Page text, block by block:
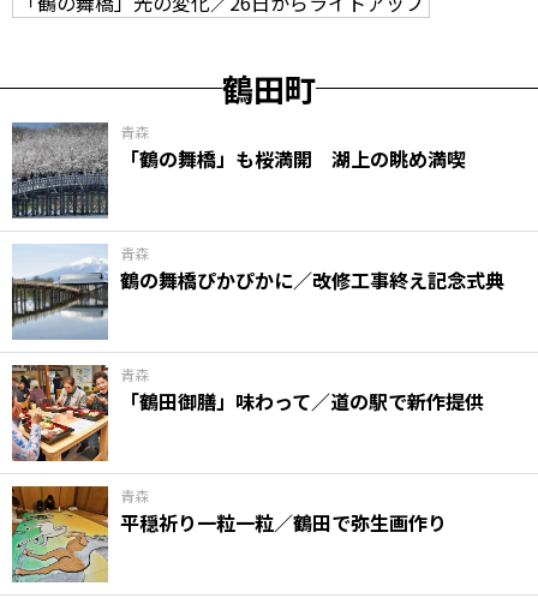
鶴田町
青森
「鶴の舞橋」も桜満開 湖上の眺め満喫
青森
鶴の舞橋ぴかぴかに／改修工事終え記念式典
青森
「鶴田御膳」味わって／道の駅で新作提供
青森
平穏祈り一粒一粒／鶴田で弥生画作り